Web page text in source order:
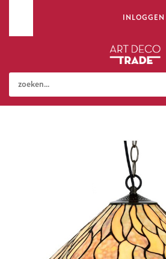
INLOGGEN